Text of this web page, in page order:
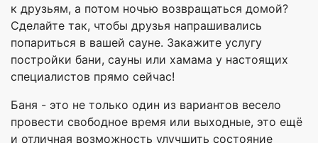
к друзьям, а потом ночью возвращаться домой?
Сделайте так, чтобы друзья напрашивались
попариться в вашей сауне. Закажите услугу
постройки бани, сауны или хамама у настоящих
специалистов прямо сейчас!
Баня - это не только один из вариантов весело
провести свободное время или выходные, это ещё
и отличная возможность улучшить состояние